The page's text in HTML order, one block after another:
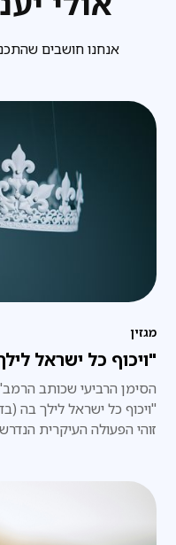
אנחנו חושבים
מגזין
"ויכוף כל ישראל
הסימן הרביעי שכותב
"ויכוף כל ישראל לילך בה
זוהי הפעולה העיקרית